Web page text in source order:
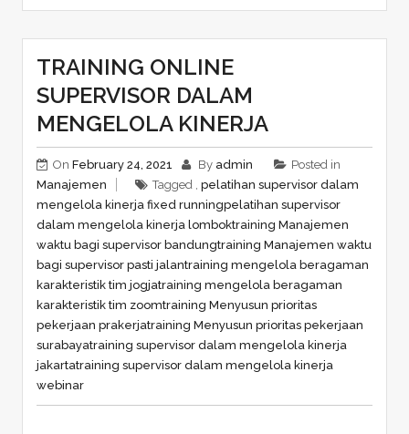
TRAINING ONLINE
SUPERVISOR DALAM
MENGELOLA KINERJA
On February 24, 2021 By admin
Posted in
Manajemen
Tagged , pelatihan supervisor dalam
mengelola kinerja fixed runningpelatihan supervisor
dalam mengelola kinerja lomboktraining Manajemen
waktu bagi supervisor bandungtraining Manajemen waktu
bagi supervisor pasti jalantraining mengelola beragaman
karakteristik tim jogjatraining mengelola beragaman
karakteristik tim zoomtraining Menyusun prioritas
pekerjaan prakerjatraining Menyusun prioritas pekerjaan
surabayatraining supervisor dalam mengelola kinerja
jakartatraining supervisor dalam mengelola kinerja
webinar